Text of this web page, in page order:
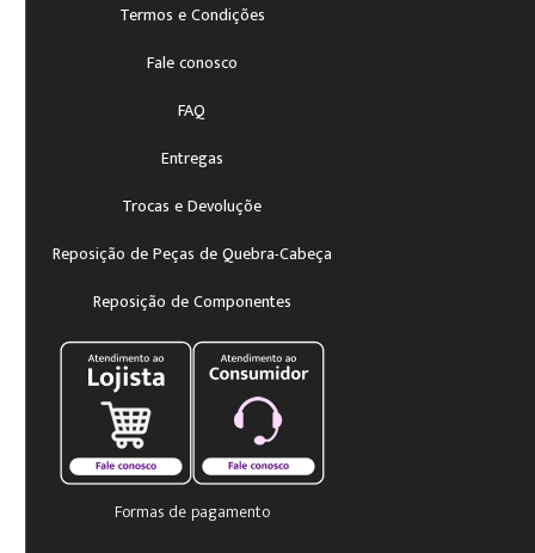
Termos e Condições
Fale conosco
FAQ
Entregas
Trocas e Devoluçõe
Reposição de Peças de Quebra-Cabeça
Reposição de Componentes
Formas de pagamento